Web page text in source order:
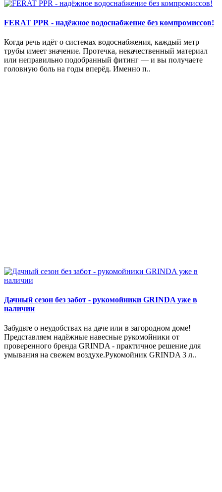
FERAT PPR - надёжное водоснабжение без компромиссов!
Когда речь идёт о системах водоснабжения, каждый метр
трубы имеет значение. Протечка, некачественный материал
или неправильно подобранный фитинг — и вы получаете
головную боль на годы вперёд. Именно п..
Дачный сезон без забот - рукомойники GRINDA уже в
наличии
Забудьте о неудобствах на даче или в загородном доме!
Представляем надёжные навесные рукомойники от
проверенного бренда GRINDA - практичное решение для
умывания на свежем воздухе.Рукомойник GRINDA 3 л..